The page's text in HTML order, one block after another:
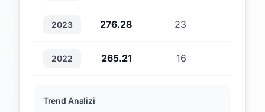
2023 276.28 23
2022 265.21 16
Trend Analizi